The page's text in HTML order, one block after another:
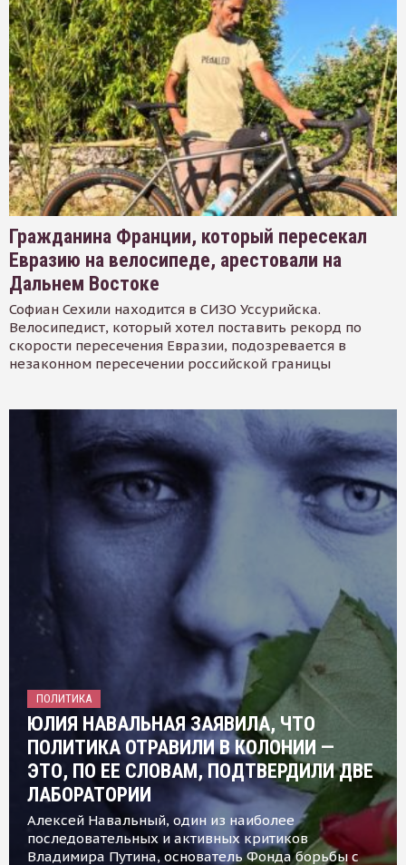
Гражданина Франции, который пересекал
Евразию на велосипеде, арестовали на
Дальнем Востоке
Софиан Сехили находится в СИЗО Уссурийска.
Велосипедист, который хотел поставить рекорд по
скорости пересечения Евразии, подозревается в
незаконном пересечении российской границы
ПОЛИТИКА
ЮЛИЯ НАВАЛЬНАЯ ЗАЯВИЛА, ЧТО
ПОЛИТИКА ОТРАВИЛИ В КОЛОНИИ —
ЭТО, ПО ЕЕ СЛОВАМ, ПОДТВЕРДИЛИ ДВЕ
ЛАБОРАТОРИИ
Алексей Навальный, один из наиболее
последовательных и активных критиков
Владимира Путина, основатель Фонда борьбы с